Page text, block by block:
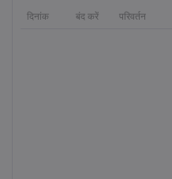
दिनांक बंद करें परिवर्तन